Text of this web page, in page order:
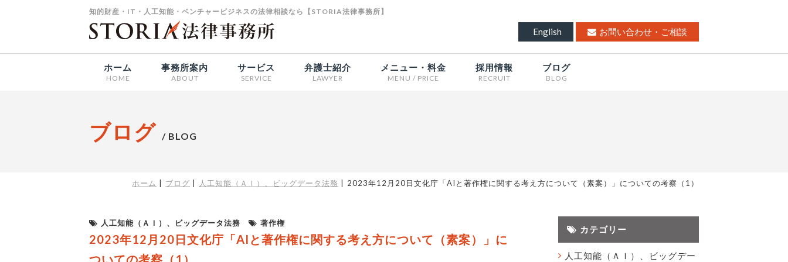
知的財産・IT・人工知能・ベンチャービジネスの法律相談なら【STORIA法律事務所】
English お問い合わせ・ご相談
ホーム
HOME
事務所案内
ABOUT
サービス
SERVICE
弁護士紹介
LAWYER
メニュー・料金
MENU / PRICE
採用情報
RECRUIT
ブログ
BLOG
ブログ / BLOG
ホーム ブログ 人工知能（ＡＩ）、ビッグデータ法務 2023年12月20日文化庁「AIと著作権に関する考え方について（素案）」についての考察（1）
人工知能（ＡＩ）、ビッグデータ法務 著作権
2023年12月20日文化庁「AIと著作権に関する考え方について（素案）」に
ついての考察（1）
カテゴリー
人工知能（ＡＩ）、ビッグデー